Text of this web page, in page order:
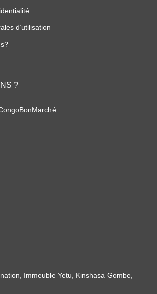
d’utilisation
?
Immeuble Yetu, Kinshasa Gombe,